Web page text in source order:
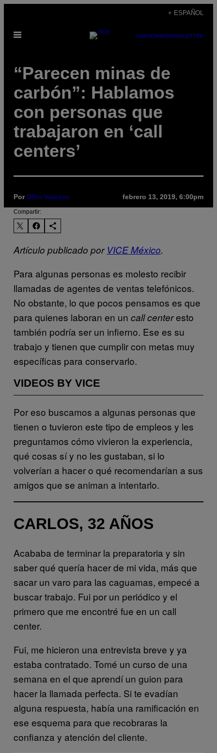
contenido
+ ESPAÑOL
Abrir
SUBSCRIBENEWSLETTER
“Parecen minas de
carbón”: Hablamos
con personas que
trabajaron en ‘call
centers’
PorOllin Velasco febrero 13, 2019, 6:00pm
Compartir:
Artículo publicado porVICE México.
Para algunas personas es molesto recibir
llamadas de agentes de ventas telefónicos.
No obstante, lo que pocos pensamos es que
para quienes laboran en un call centeresto
también podría ser un infierno. Ese es su
trabajo y tienen que cumplir con metas muy
específicas para conservarlo.
VIDEOS BY VICE
Por eso buscamos a algunas personas que
tienen o tuvieron este tipo de empleos y les
preguntamos cómo vivieron la experiencia,
qué cosas sí y no les gustaban, si lo
volverían a hacer o qué recomendarían a sus
amigos que se animan a intentarlo.
CARLOS, 32 AÑOS
Acababa de terminar la preparatoria y sin
saber qué quería hacer de mi vida, más que
sacar un varo para las caguamas, empecé a
buscar trabajo. Fui por un periódico y el
primero que me encontré fue en un call
center.
Fui, me hicieron una entrevista breve y ya
estaba contratado. Tomé un curso de una
semana en el que aprendí un guion para
hacer la llamada perfecta. Si te evadían
alguna respuesta, había una ramificación en
ese esquema para que recobraras la
confianza y atención del cliente.